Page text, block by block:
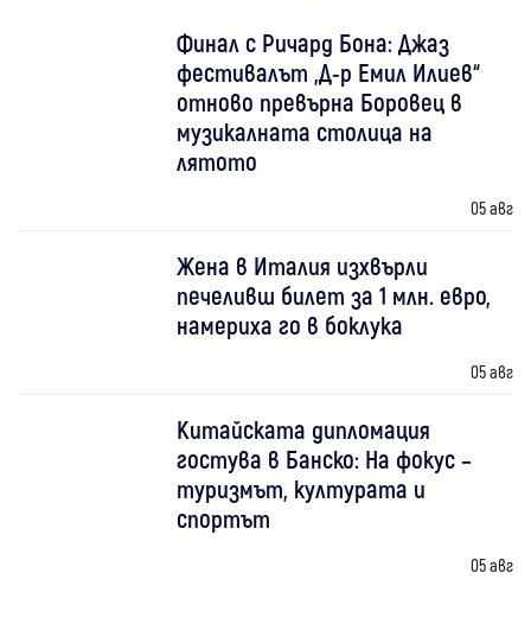
Финал с Ричард Бона: Джаз
фестивалът „Д-р Емил Илиев“
отново превърна Боровец в
музикалната столица на
лятото
05 авг
Жена в Италия изхвърли
печеливш билет за 1 млн. евро,
намериха го в боклука
05 авг
Китайската дипломация
гостува в Банско: На фокус –
туризмът, културата и
спортът
05 авг